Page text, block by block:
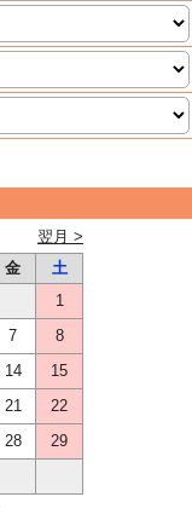
翌月 >
金
土
1
7
8
14
15
21
22
28
29